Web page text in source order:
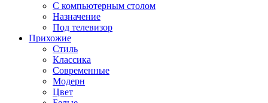
С компьютерным столом
Назначение
Под телевизор
Прихожие
Стиль
Классика
Современные
Модерн
Цвет